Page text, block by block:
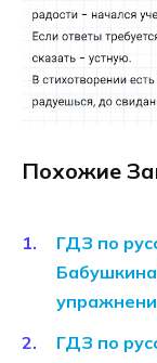
Похожие
ГДЗ по
ГДЗ по